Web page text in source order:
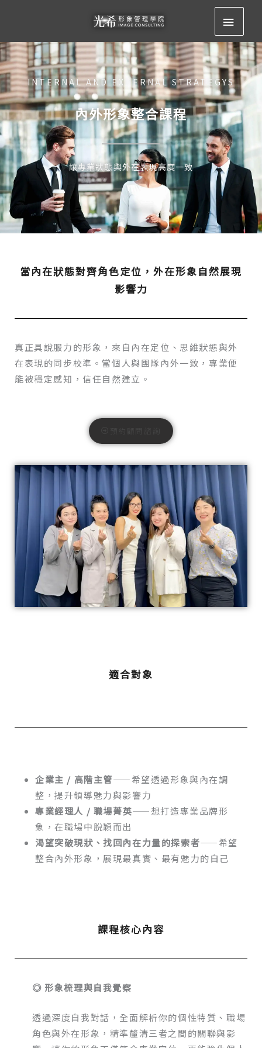
主
要
內
容
主
要
選
單
INTERNAL AND EXTERNAL STRATEGYS
內外形象整合課程
讓專業狀態與外在表現高度一致
當內在狀態對齊角色定位，外在形象自然展現
影響力
真正具說服力的形象，來自內在定位、思維狀態與外
在表現的同步校準。當個人與團隊內外一致，專業便
能被穩定感知，信任自然建立。
適合對象
企業主 / 高階主管——希望透過形象與內在調
整，提升領導魅力與影響力
專業經理人 / 職場菁英——想打造專業品牌形
象，在職場中脫穎而出
渴望突破現狀、找回內在力量的探索者——希望
整合內外形象，展現最真實、最有魅力的自己
課程核心內容
◎ 形象梳理與自我覺察
透過深度自我對話，全面解析你的個性特質、職場
角色與外在形象，精準釐清三者之間的關聯與影